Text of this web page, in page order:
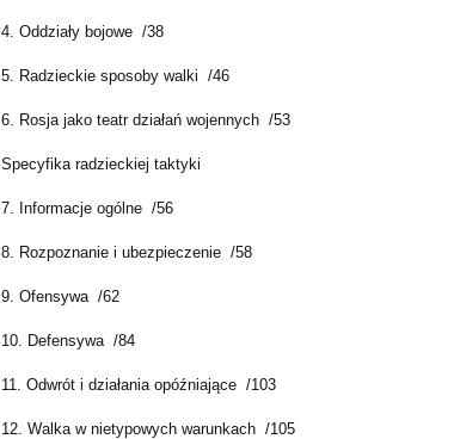
4. Oddziały bojowe /38
5. Radzieckie sposoby walki /46
6. Rosja jako teatr działań wojennych /53
Specyfika radzieckiej taktyki
7. Informacje ogólne /56
8. Rozpoznanie i ubezpieczenie /58
9. Ofensywa /62
10. Defensywa /84
11. Odwrót i działania opóźniające /103
12. Walka w nietypowych warunkach /105